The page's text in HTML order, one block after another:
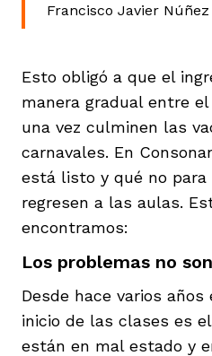
Francisco Javier Núñez
Esto obligó a que el
manera gradual entre
una vez culminen las
carnavales. En
está listo y qué no
regresen a las aulas.
encontramos:
Los problemas no
Desde hace varios
inicio de las clases es
están en mal estado y